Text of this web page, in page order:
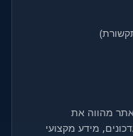
מהווה את
מידע מקצועי